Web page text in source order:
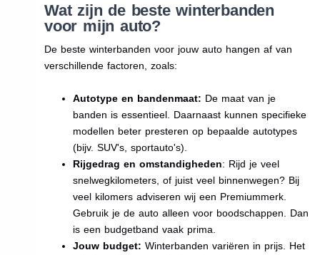
Wat zijn de beste winterbanden
voor mijn auto?
De beste winterbanden voor jouw auto hangen af van
verschillende factoren, zoals:
Autotype en bandenmaat: De maat van je
banden is essentieel. Daarnaast kunnen specifieke
modellen beter presteren op bepaalde autotypes
(bijv. SUV's, sportauto's).
Rijgedrag en omstandigheden: Rijd je veel
snelwegkilometers, of juist veel binnenwegen? Bij
veel kilomers adviseren wij een Premiummerk.
Gebruik je de auto alleen voor boodschappen. Dan
is een budgetband vaak prima.
Jouw budget: Winterbanden variëren in prijs. Het